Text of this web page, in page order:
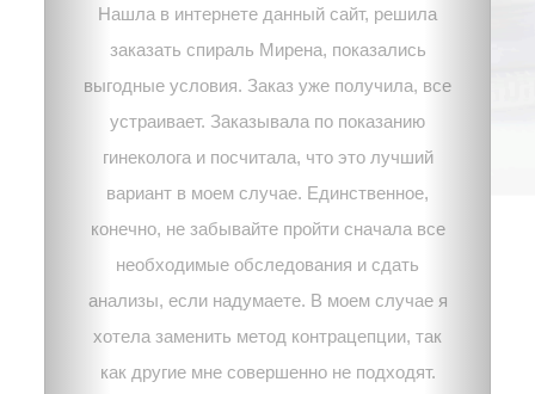
Нашла в интернете данный сайт, решила
заказать спираль Мирена, показались
выгодные условия. Заказ уже получила, все
устраивает. Заказывала по показанию
гинеколога и посчитала, что это лучший
вариант в моем случае. Единственное,
конечно, не забывайте пройти сначала все
необходимые обследования и сдать
анализы, если надумаете. В моем случае я
хотела заменить метод контрацепции, так
как другие мне совершенно не подходят.